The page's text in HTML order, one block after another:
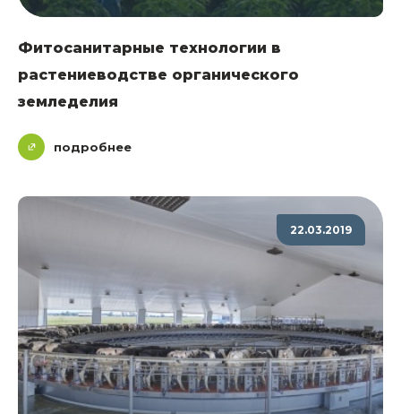
Фитосанитарные технологии в
растениеводстве органического
земледелия
подробнее
22.03.2019